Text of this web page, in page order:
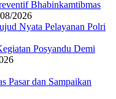
Bhabinkamtibmas
2026
Nyata Pelayanan Polri
Posyandu Demi
Pasar dan Sampaikan